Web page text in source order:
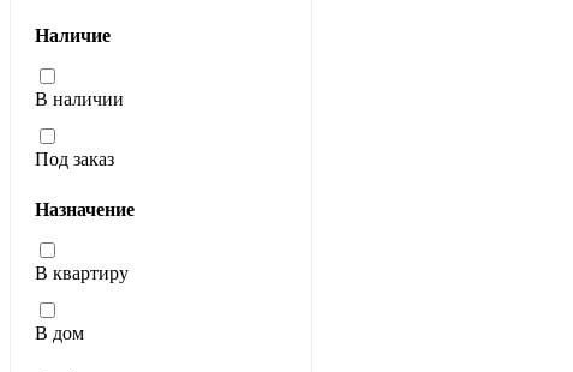
Наличие
В наличии
Под заказ
Назначение
В квартиру
В дом